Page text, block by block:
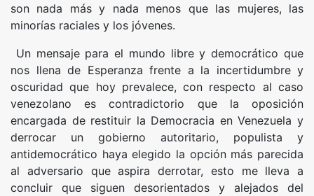
son nada más y nada menos que las mujeres, las
minorías raciales y los jóvenes.
Un mensaje para el mundo libre y democrático que
nos llena de Esperanza frente a la incertidumbre y
oscuridad que hoy prevalece, con respecto al caso
venezolano es contradictorio que la oposición
encargada de restituir la Democracia en Venezuela y
derrocar un gobierno autoritario, populista y
antidemocrático haya elegido la opción más parecida
al adversario que aspira derrotar, esto me lleva a
concluir que siguen desorientados y alejados del